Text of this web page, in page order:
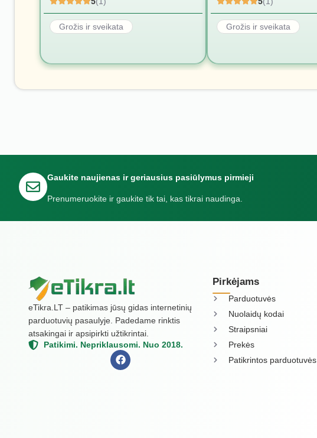
Grožis ir sveikata Grožis ir sveikata
Gaukite naujienas ir geriausius pasiūlymus pirmieji
Prenumeruokite ir gaukite tik tai, kas tikrai naudinga.
eTikra.LT – patikimas jūsų gidas internetinių
parduotuvių pasaulyje. Padedame rinktis
atsakingai ir apsipirkti užtikrintai.
Patikimi. Nepriklausomi. Nuo 2018.
Pirkėjams
Parduotuvės
Nuolaidų kodai
Straipsniai
Prekės
Patikrintos parduotuvės